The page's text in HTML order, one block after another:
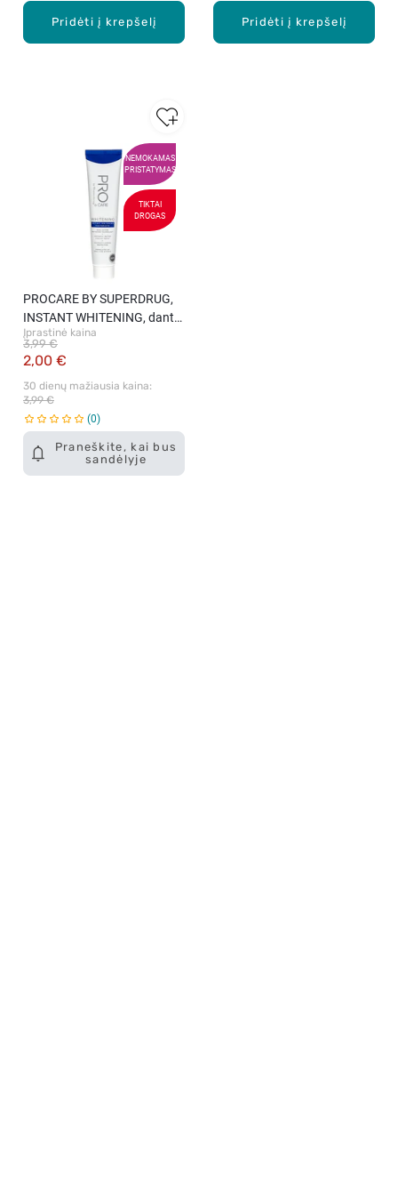
Pridėti į krepšelį Pridėti į krepšelį
NEMOKAMAS
PRISTATYMAS
TIKTAI
DROGAS
Praneškite, kai bus
sandėlyje
PROCARE BY SUPERDRUG,
INSTANT WHITENING, dantų
pasta, 75 ml.
Įprastinė kaina
2,00 €
3,99 €
30 dienų mažiausia kaina:
3,99 €
0